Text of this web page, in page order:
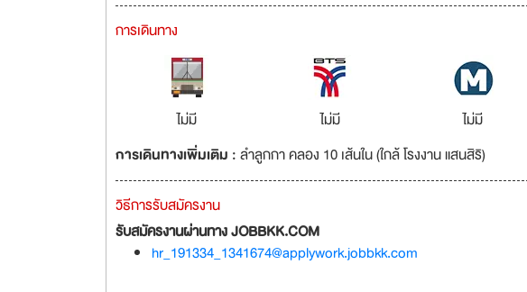
การเดินทาง
ไม่มี ไม่มี ไม่มี
การเดินทางเพิ่มเติม :ลำลูกกา คลอง 10 เส้นใน (ใกล้ โรงงาน แสนสิริ)
วิธีการรับสมัครงาน
รับสมัครงานผ่านทาง JOBBKK.COM
hr_191334_1341674@applywork.jobbkk.com